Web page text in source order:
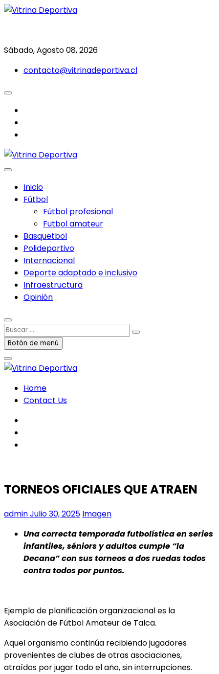
Saltar
Sábado, Agosto 08, 2026
contacto@vitrinadeportiva.cl
Inicio
Fútbol
Fútbol profesional
Futbol amateur
Basquetbol
Polideportivo
Internacional
Deporte adaptado e inclusivo
Infraestructura
Opinión
Buscar
…Botón de menú
Home
Contact Us
TORNEOS OFICIALES QUE ATRAEN
adminJulio 30, 2025 Imagen
Una correcta temporada futbolística en series
infantiles, séniors y adultos cumple “la
Decana” con sus torneos a dos ruedas todos
contra todos por puntos.
Ejemplo de planificación organizacional es la
Asociación de Fútbol Amateur de Talca.
Aquel organismo continúa recibiendo jugadores
provenientes de clubes de otras asociaciones,
atraídos por jugar todo el año, sin interrupciones.